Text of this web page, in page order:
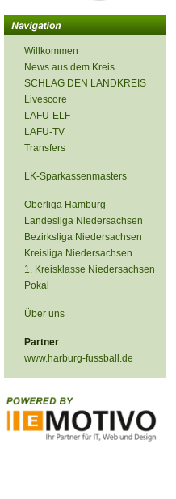
Willkommen
News aus dem Kreis
SCHLAG DEN LANDKREIS
Livescore
LAFU-ELF
LAFU-TV
Transfers
LK-Sparkassenmasters
Oberliga Hamburg
Landesliga Niedersachsen
Bezirksliga Niedersachsen
Kreisliga Niedersachsen
1. Kreisklasse Niedersachsen
Pokal
Über uns
Partner
www.harburg-fussball.de